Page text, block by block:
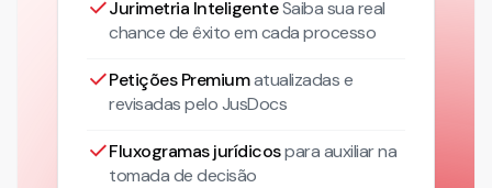
Jurimetria InteligenteSaiba sua real
chance de êxito em cada processo
Petições Premiumatualizadase
revisadas pelo JusDocs
Fluxogramas jurídicospara auxiliar na
tomada de decisão